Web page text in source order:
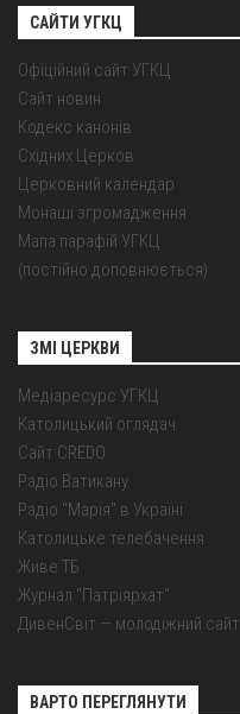
САЙТИ УГКЦ
Офіційний сайт УГКЦ
Сайт новин
Кодекс канонів
Східних Церков
Церковний календар
Монаші згромадження
Мапа парафій УГКЦ
(постійно доповнюється)
ЗМІ ЦЕРКВИ
Медіаресурс УГКЦ
Католицький оглядач
Сайт CREDO
Радіо Ватикану
Радіо "Марія" в Україні
Католицьке телебачення
Живе ТБ
Журнал "Патріярхат"
ДивенСвіт — молодіжний сайт
ВАРТО ПЕРЕГЛЯНУТИ